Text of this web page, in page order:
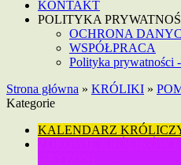
KONTAKT
POLITYKA
OCHRONA
WSPÓŁPRACA
Polityka prywatności
Strona główna » KRÓLIKI »
Kategorie
KALENDARZ